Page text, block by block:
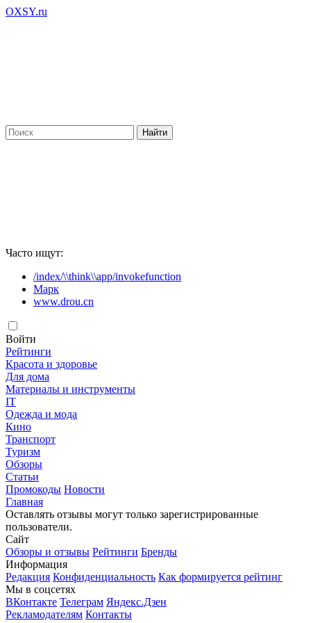
OXSY.ru
Часто ищут:
/index/\\think\\app/invokefunction
Марк
www.drou.cn
Войти
Рейтинги
Красота и здоровье
Для дома
Материалы и инструменты
IT
Одежда и мода
Кино
Транспорт
Туризм
Обзоры
Статьи
Промокоды Новости
Главная
Оставлять отзывы могут только зарегистрированные
пользователи.
Сайт
Обзоры и отзывы Рейтинги Бренды
Информация
Редакция Конфиденциальность Как формируется рейтинг
Мы в соцсетях
ВКонтакте Телеграм Яндекс.Дзен
Рекламодателям Контакты